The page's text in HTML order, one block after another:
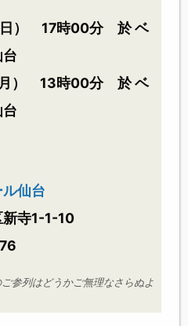
日） 17時00分 於 ベ
月） 13時00分 於 ベ
仙台
新寺1-1-10
参列はどうかご無理なさらぬよ